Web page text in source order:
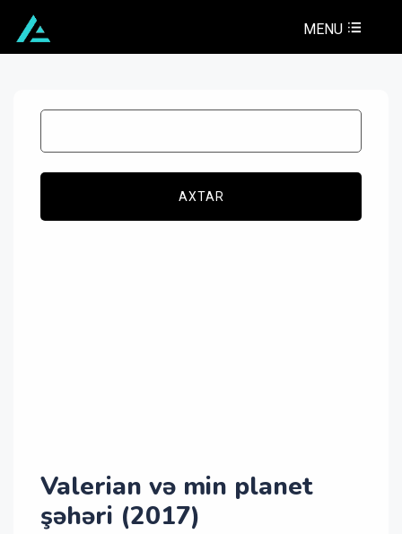
MENU
AXTAR
Valerian və min planet
şəhəri (2017)